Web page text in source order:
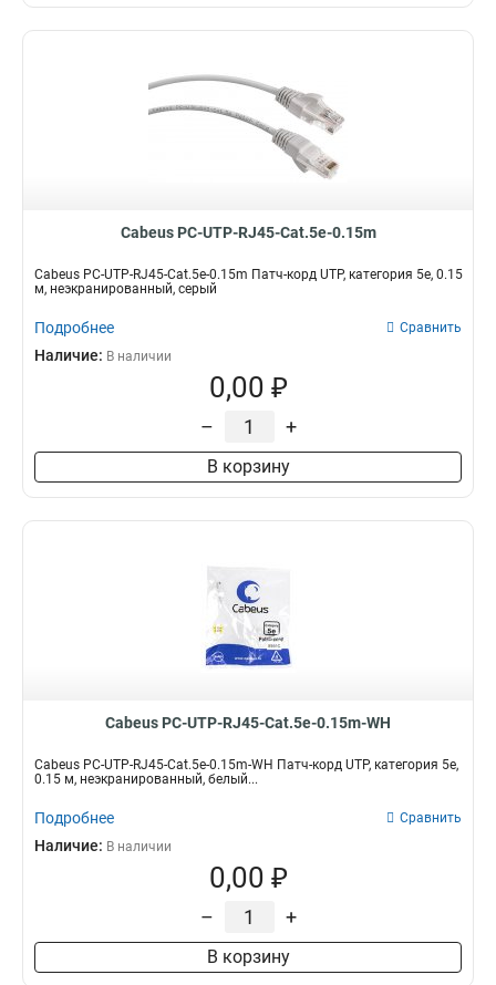
Cabeus PC-UTP-RJ45-Cat.5e-0.15m
Cabeus PC-UTP-RJ45-Cat.5e-0.15m Патч-корд UTP, категория 5e, 0.15
м, неэкранированный, серый
Подробнее Сравнить
Наличие: В наличии
0,00 ₽
– +
В корзину
Cabeus PC-UTP-RJ45-Cat.5e-0.15m-WH
Cabeus PC-UTP-RJ45-Cat.5e-0.15m-WH Патч-корд UTP, категория 5e,
0.15 м, неэкранированный, белый...
Подробнее Сравнить
Наличие: В наличии
0,00 ₽
– +
В корзину